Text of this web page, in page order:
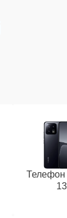
Телефон
13